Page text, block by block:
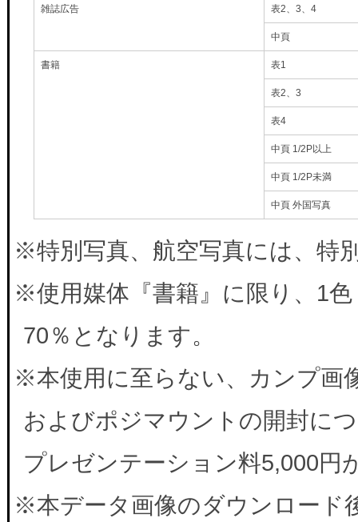
雑誌広告 表2、3、4
中頁
書籍 表1
表2、3
表4
中頁 1/2P以上
中頁 1/2P未満
中頁 外国写真
※特別写真、航空写真には、特
※使用媒体『書籍』に限り、1
70％となります。
※本使用に至らない、カンプ画
およびポジマウントの開封に
プレゼンテーション料5,000円
※本データ画像のダウンロード